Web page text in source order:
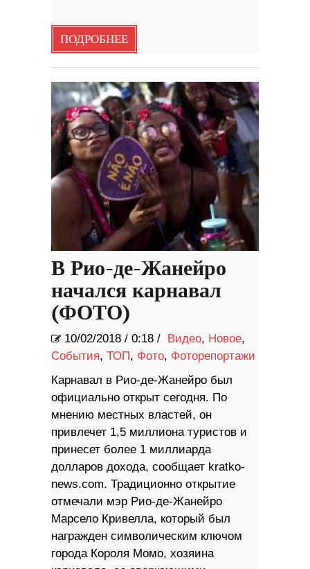
ПОДРОБНЕЕ
В Рио-де-Жанейро
начался карнавал
(ФОТО)
10/02/2018 / 0:18 / Видео, Новое,
События, ТОП, Фото, Фоторепортажи
Карнавал в Рио-де-Жанейро был
официально открыт сегодня. По
мнению местных властей, он
привлечет 1,5 миллиона туристов и
принесет более 1 миллиарда
долларов дохода, сообщает kratko-
news.com. Традиционно открытие
отмечали мэр Рио-де-Жанейро
Марсело Кривелла, который был
награжден символическим ключом
города Короля Момо, хозяина